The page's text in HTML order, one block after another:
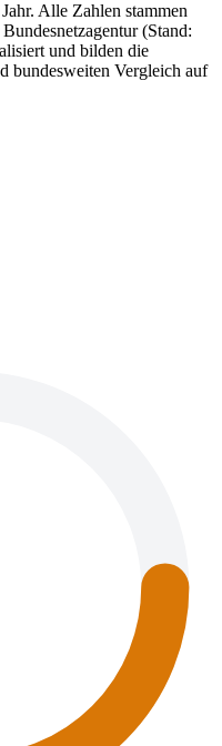
Alle Zahlen stammen
(Stand:
und bilden die
bundesweiten Vergleich auf